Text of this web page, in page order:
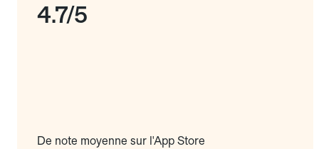
4.7/5
De note moyenne sur l'App Store